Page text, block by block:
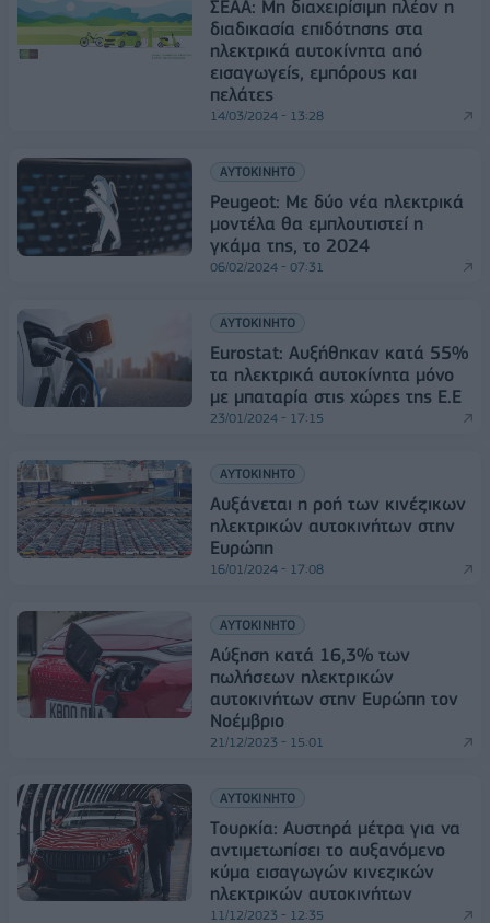
ΣΕΑΑ: Μη διαχειρίσιμη πλέον η
διαδικασία επιδότησης στα
ηλεκτρικά αυτοκίνητα από
εισαγωγείς, εμπόρους και
πελάτες
14/03/2024 - 13:28
ΑΥΤΟΚΙΝΗΤΟ
Peugeot: Με δύο νέα ηλεκτρικά
μοντέλα θα εμπλουτιστεί η
γκάμα της, το 2024
06/02/2024 - 07:31
ΑΥΤΟΚΙΝΗΤΟ
Eurostat: Αυξήθηκαν κατά 55%
τα ηλεκτρικά αυτοκίνητα μόνο
με μπαταρία στις χώρες της Ε.Ε
23/01/2024 - 17:15
ΑΥΤΟΚΙΝΗΤΟ
Αυξάνεται η ροή των κινέζικων
ηλεκτρικών αυτοκινήτων στην
Ευρώπη
16/01/2024 - 17:08
ΑΥΤΟΚΙΝΗΤΟ
Αύξηση κατά 16,3% των
πωλήσεων ηλεκτρικών
αυτοκινήτων στην Ευρώπη τον
Νοέμβριο
21/12/2023 - 15:01
ΑΥΤΟΚΙΝΗΤΟ
Τουρκία: Αυστηρά μέτρα για να
αντιμετωπίσει το αυξανόμενο
κύμα εισαγωγών κινεζικών
ηλεκτρικών αυτοκινήτων
11/12/2023 - 12:35